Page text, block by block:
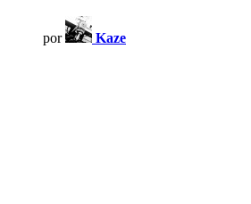
por Kaze